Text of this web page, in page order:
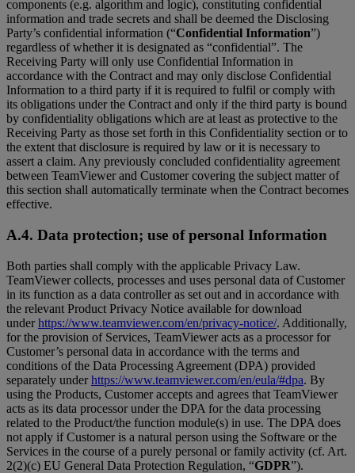
components (e.g. algorithm and logic), constituting confidential
information and trade secrets and shall be deemed the Disclosing
Party’s confidential information (“Confidential Information”)
regardless of whether it is designated as “confidential”. The
Receiving Party will only use Confidential Information in
accordance with the Contract and may only disclose Confidential
Information to a third party if it is required to fulfil or comply with
its obligations under the Contract and only if the third party is bound
by confidentiality obligations which are at least as protective to the
Receiving Party as those set forth in this Confidentiality section or to
the extent that disclosure is required by law or it is necessary to
assert a claim. Any previously concluded confidentiality agreement
between TeamViewer and Customer covering the subject matter of
this section shall automatically terminate when the Contract becomes
effective.
A.4. Data protection; use of personal Information
Both parties shall comply with the applicable Privacy Law.
TeamViewer collects, processes and uses personal data of Customer
in its function as a data controller as set out and in accordance with
the relevant Product Privacy Notice available for download
underhttps://www.teamviewer.com/en/privacy-notice/. Additionally,
for the provision of Services, TeamViewer acts as a processor for
Customer’s personal data in accordance with the terms and
conditions of the Data Processing Agreement (DPA) provided
separately underhttps://www.teamviewer.com/en/eula/#dpa. By
using the Products, Customer accepts and agrees that TeamViewer
acts as its data processor under the DPA for the data processing
related to the Product/the function module(s) in use. The DPA does
not apply if Customer is a natural person using the Software or the
Services in the course of a purely personal or family activity (cf. Art.
2(2)(c) EU General Data Protection Regulation, “GDPR”).